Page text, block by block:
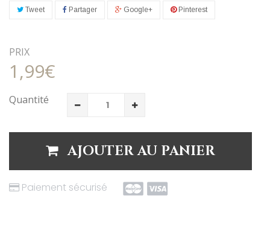
Tweet Partager Google+ Pinterest
PRIX
1,99€
Quantité
AJOUTER AU PANIER
Paiement sécurisé